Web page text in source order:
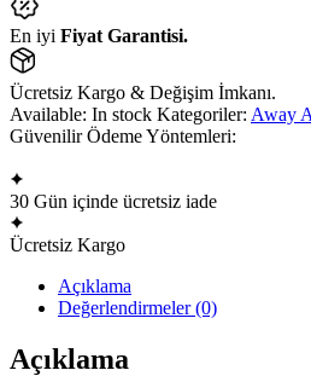
En iyi Fiyat Garantisi.
Ücretsiz Kargo & Değişim İmkanı.
Available: In stock Kategoriler: Away
Güvenilir Ödeme Yöntemleri:
30 Gün içinde ücretsiz iade
Ücretsiz Kargo
Açıklama
Değerlendirmeler (0)
Açıklama